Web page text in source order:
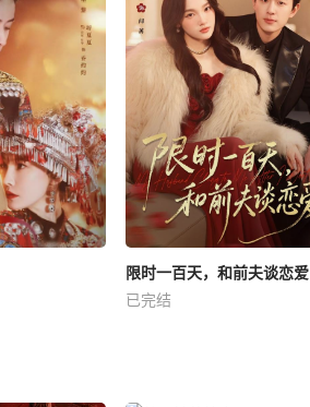
限时一百天，和前夫谈恋爱
已完结